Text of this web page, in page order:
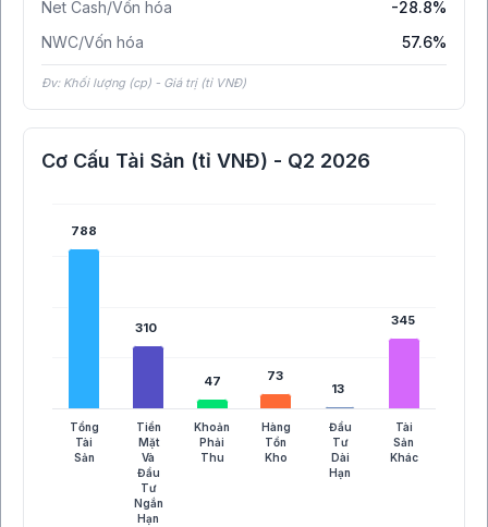
Net Cash/Vốn hóa
-28.8%
NWC/Vốn hóa
57.6%
Đv: Khối lượng (cp) - Giá trị (tỉ VNĐ)
Cơ Cấu Tài Sản (tỉ VNĐ) - Q2 2026
788
788
310
310
47
47 73
73
13
13
345
345
Tổng
Tài
Sản
Tiền
Mặt
Và
Đầu
Tư
Ngắn
Hạn
Khoản
Phải
Thu
Hàng
Tồn
Kho
Đầu
Tư
Dài
Hạn
Tài
Sản
Khác